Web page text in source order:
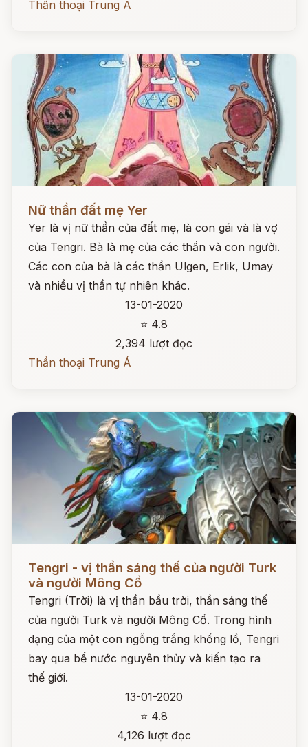
Thần thoại Trung Á
Nữ thần đất mẹ Yer
Yer là vị nữ thần của đất mẹ, là con gái và là vợ
của Tengri. Bà là mẹ của các thần và con người.
Các con của bà là các thần Ulgen, Erlik, Umay
và nhiều vị thần tự nhiên khác.
13-01-2020
⭐ 4.8
2,394 lượt đọc
Thần thoại Trung Á
Tengri - vị thần sáng thế của người Turk
và người Mông Cổ
Tengri (Trời) là vị thần bầu trời, thần sáng thế
của người Turk và người Mông Cổ. Trong hình
dạng của một con ngỗng trắng khổng lồ, Tengri
bay qua bể nước nguyên thủy và kiến tạo ra
thế giới.
13-01-2020
⭐ 4.8
4,126 lượt đọc